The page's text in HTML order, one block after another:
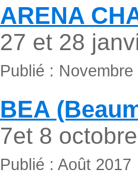
ARENA
27 et 28
Publié : Novembre
BEA
7et 8 octobre
Publié : Août 2017